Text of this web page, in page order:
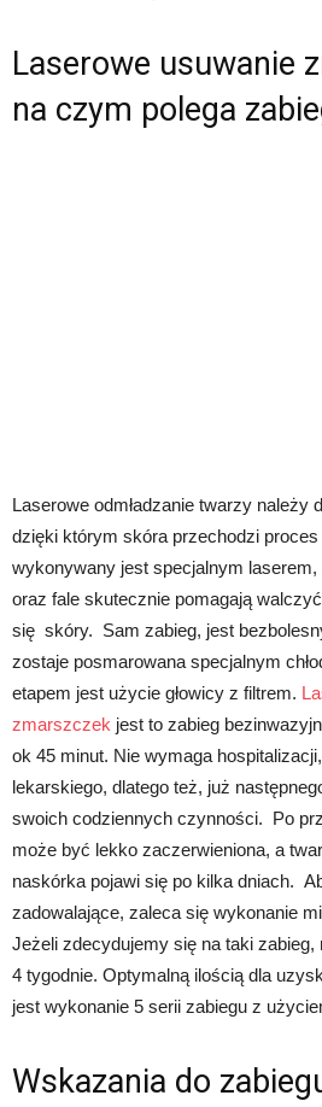
Laserowe usuwanie
na czym polega
Laserowe odmładzanie twarzy należy
dzięki którym skóra przechodzi proces
wykonywany jest specjalnym laserem,
oraz fale skutecznie pomagają
się skóry. Sam zabieg, jest
zostaje posmarowana specjalnym
etapem jest użycie głowicy z filtrem.
zmarszczek jest to zabieg
ok 45 minut. Nie wymaga
lekarskiego, dlatego też, już
swoich codziennych czynności. Po
może być lekko zaczerwieniona, a
naskórka pojawi się po kilka dniach.
zadowalające, zaleca się wykonanie
Jeżeli zdecydujemy się na taki
4 tygodnie. Optymalną ilością dla
jest wykonanie 5 serii zabiegu z
Wskazania do